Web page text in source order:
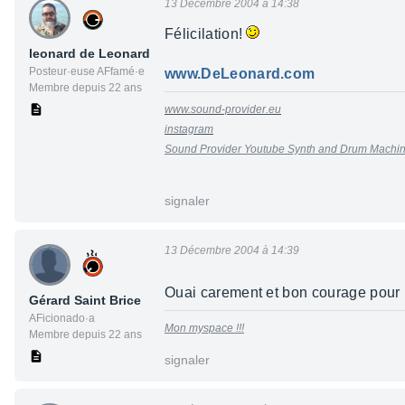
leonard de Leonard
Posteur·euse AFfamé·e
Membre depuis 22 ans
13 Décembre 2004 à 14:38
Félicilation!
www.DeLeonard.com
www.sound-provider.eu
instagram
Sound Provider Youtube Synth and Drum
signaler
Gérard Saint Brice
AFicionado·a
Membre depuis 22 ans
13 Décembre 2004 à 14:39
Ouai carement et bon courage pour
Mon myspace !!!
signaler